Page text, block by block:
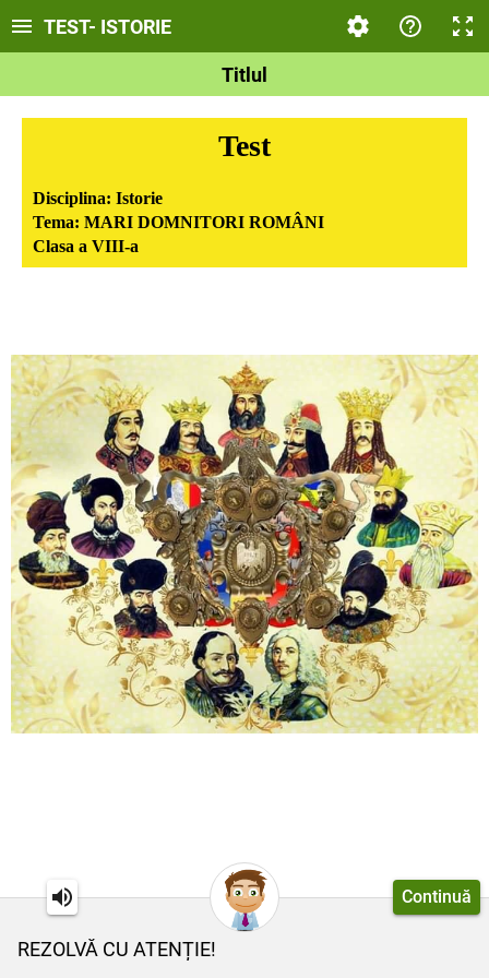
REZOLVĂ CU ATENȚIE!
Continuă
TEST- ISTORIE
Titlul
Test
Disciplina: Istorie
Tema: MARI DOMNITORI ROMÂNI
Clasa a VIII-a